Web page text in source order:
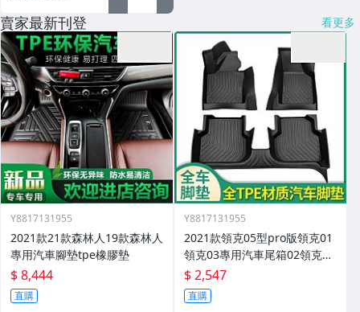
賣家最新刊登 看更多
Y8817131955
2021款21款森林人19款森林人
專用汽車腳墊tpe橡膠墊
$ 8,444
直購
Y8817131955
2021款領克05型pro版領克01
領克03專用汽車尾箱02領克03
腳墊
$ 2,547
直購